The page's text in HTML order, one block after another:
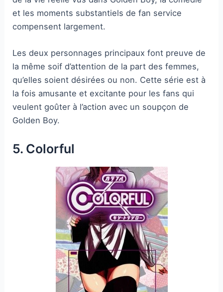
et les moments substantiels de fan service
compensent largement.
Les deux personnages principaux font preuve de
la même soif d’attention de la part des femmes,
qu’elles soient désirées ou non. Cette série est à
la fois amusante et excitante pour les fans qui
veulent goûter à l’action avec un soupçon de
Golden Boy.
5. Colorful